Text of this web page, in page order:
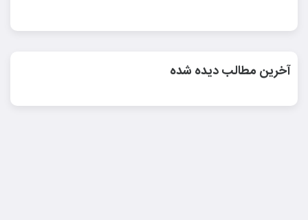
آخرین مطالب دیده شده